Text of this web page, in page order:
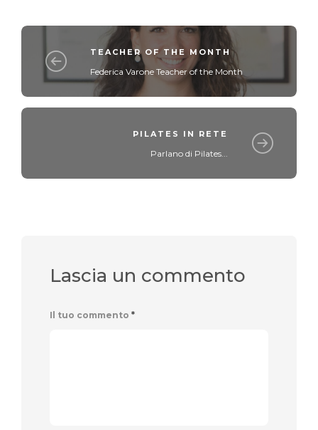
TEACHER OF THE MONTH
Federica Varone Teacher of the Month
PILATES IN RETE
Parlano di Pilates...
Lascia un commento
Il tuo commento *